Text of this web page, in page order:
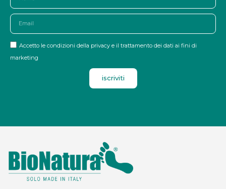
Accetto le condizioni della privacy e il trattamento dei dati ai fini di
marketing
iscriviti